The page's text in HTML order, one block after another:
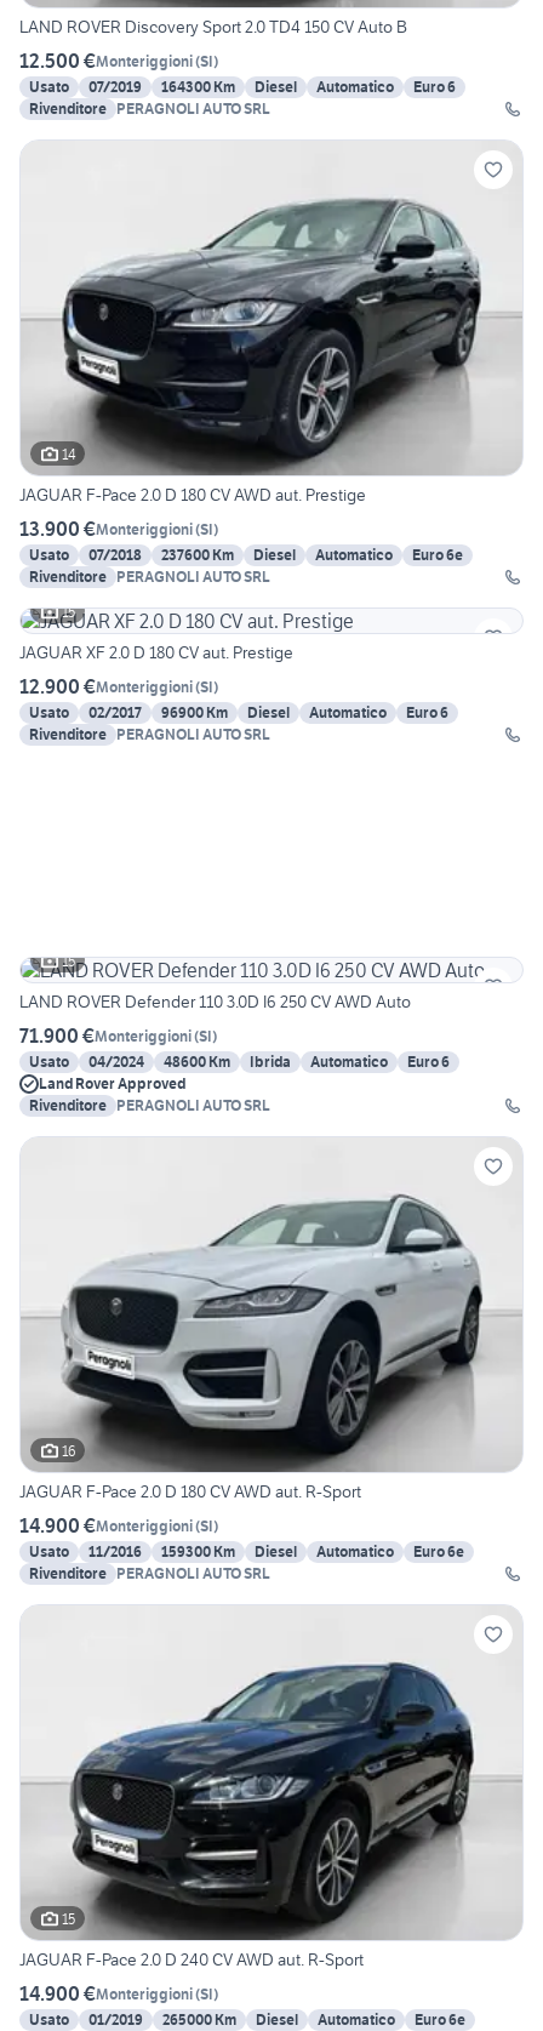
LAND ROVER Discovery Sport 2.0 TD4 150 CV Auto B
12.500 €Monteriggioni(SI)
Usato
07/2019 164300 Km Diesel Automatico
Euro 6
Rivenditore PERAGNOLI AUTO SRL
14
JAGUAR F-Pace 2.0 D 180 CV AWD aut. Prestige
13.900 €Monteriggioni(SI)
Usato
07/2018 237600 Km Diesel Automatico
Euro 6e
Rivenditore PERAGNOLI AUTO SRL
15
JAGUAR XF 2.0 D 180 CV aut. Prestige
12.900 €Monteriggioni(SI)
Usato
02/2017 96900 Km Diesel Automatico
Euro 6
Rivenditore PERAGNOLI AUTO SRL
15
LAND ROVER Defender 110 3.0D I6 250 CV AWD Auto
71.900 €Monteriggioni(SI)
Usato
04/2024 48600 Km Ibrida Automatico
Euro 6
Land Rover Approved
Rivenditore PERAGNOLI AUTO SRL
16
JAGUAR F-Pace 2.0 D 180 CV AWD aut. R-Sport
14.900 €Monteriggioni(SI)
Usato
11/2016 159300 Km Diesel Automatico
Euro 6e
Rivenditore PERAGNOLI AUTO SRL
15
JAGUAR F-Pace 2.0 D 240 CV AWD aut. R-Sport
14.900 €Monteriggioni(SI)
Usato
01/2019 265000 Km Diesel Automatico
Euro 6e